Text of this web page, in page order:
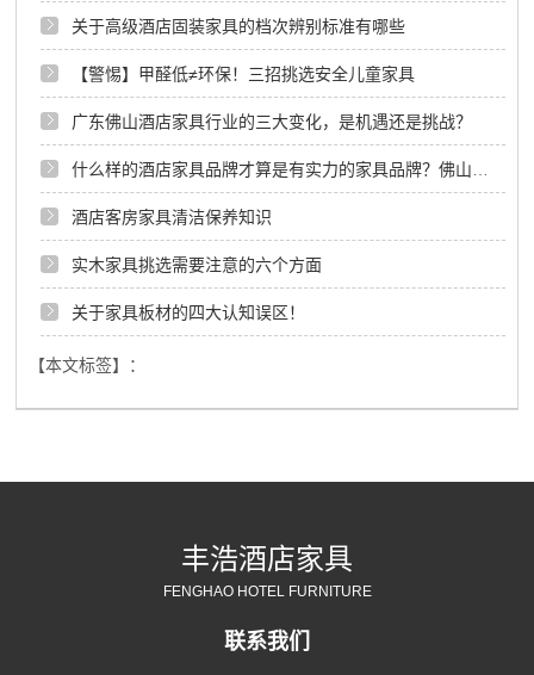
关于高级酒店固装家具的档次辨别标准有哪些
【警惕】甲醛低≠环保！三招挑选安全儿童家具
广东佛山酒店家具行业的三大变化，是机遇还是挑战？
酒店客房家具清洁保养知识
实木家具挑选需要注意的六个方面
关于家具板材的四大认知误区！
【本文标签】：
丰浩酒店家具
FENGHAO HOTEL FURNITURE
联系我们